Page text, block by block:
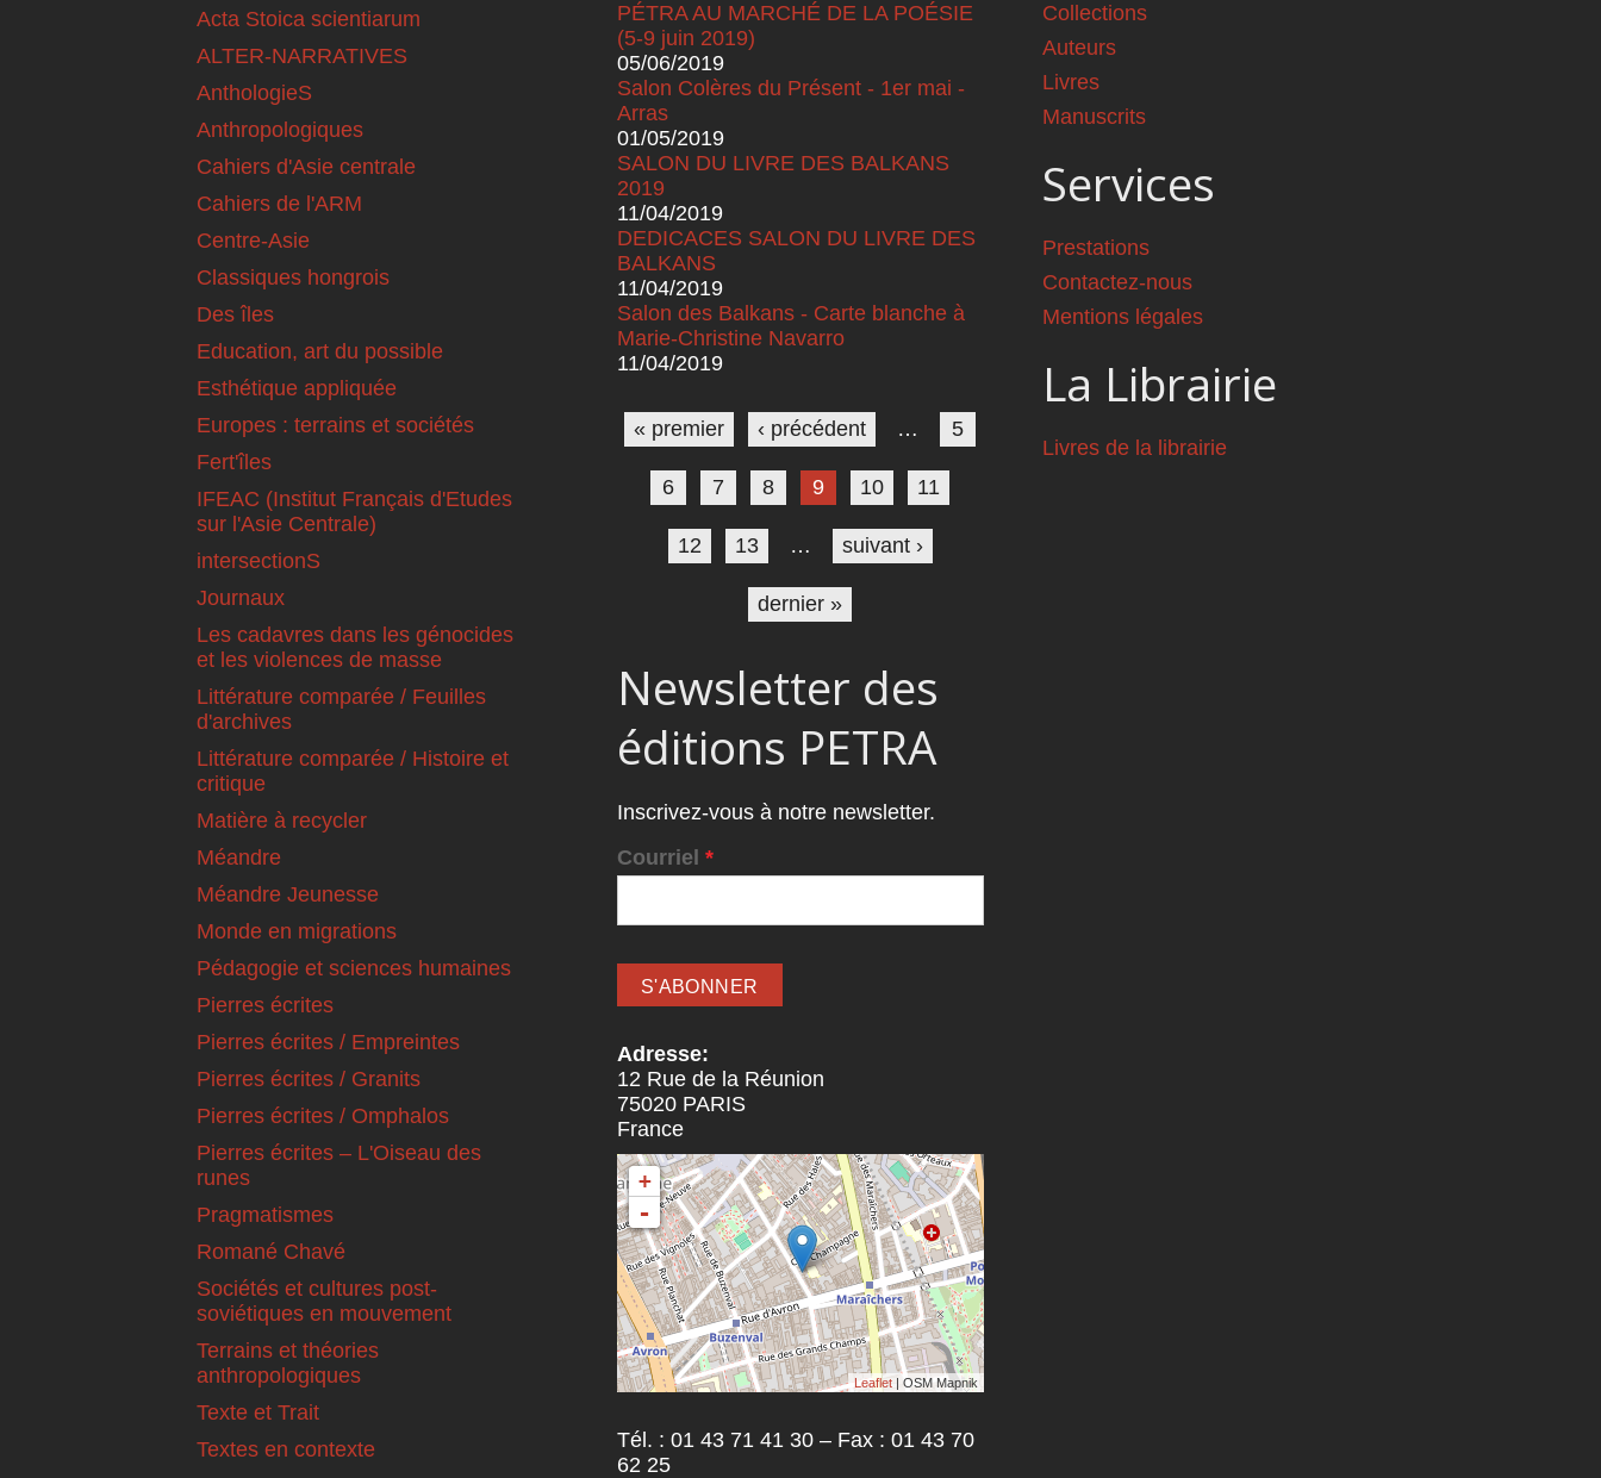
Acta Stoica scientiarum
ALTER-NARRATIVES
AnthologieS
Anthropologiques
Cahiers d'Asie centrale
Cahiers de l'ARM
Centre-Asie
Classiques hongrois
Des îles
Education, art du possible
Esthétique appliquée
Europes : terrains et sociétés
Fert'îles
IFEAC (Institut Français d'Etudes
sur l'Asie Centrale)
intersectionS
Journaux
Les cadavres dans les génocides
et les violences de masse
Littérature comparée / Feuilles
d'archives
Littérature comparée / Histoire et
critique
Matière à recycler
Méandre
Méandre Jeunesse
Monde en migrations
Pédagogie et sciences humaines
Pierres écrites
Pierres écrites / Empreintes
Pierres écrites / Granits
Pierres écrites / Omphalos
Pierres écrites – L'Oiseau des
runes
Pragmatismes
Romané Chavé
Sociétés et cultures post-
soviétiques en mouvement
Terrains et théories
anthropologiques
Texte et Trait
Textes en contexte
PÉTRA AU MARCHÉ DE LA POÉSIE
(5-9 juin 2019)
05/06/2019
Salon Colères du Présent - 1er mai -
Arras
01/05/2019
SALON DU LIVRE DES BALKANS
2019
11/04/2019
DEDICACES SALON DU LIVRE DES
BALKANS
11/04/2019
Salon des Balkans - Carte blanche à
Marie-Christine Navarro
11/04/2019
Pages
« premier ‹ précédent … 5
6 7 8 9 10 11
12 13 … suivant ›
dernier »
Newsletter des
éditions PETRA
Inscrivez-vous à notre newsletter.
Courriel *
Adresse:
12 Rue de la Réunion
75020 PARIS
France
+
-
Leaflet | OSM Mapnik
Tél. : 01 43 71 41 30 – Fax : 01 43 70
62 25
Collections
Auteurs
Livres
Manuscrits
Services
Prestations
Contactez-nous
Mentions légales
La Librairie
Livres de la librairie